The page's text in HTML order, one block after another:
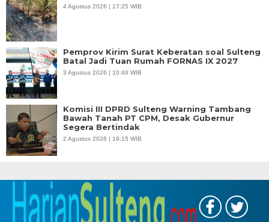
4 Agustus 2026 | 17:25 WIB
Pemprov Kirim Surat Keberatan soal Sulteng
Batal Jadi Tuan Rumah FORNAS IX 2027
3 Agustus 2026 | 10:48 WIB
Komisi III DPRD Sulteng Warning Tambang
Bawah Tanah PT CPM, Desak Gubernur
Segera Bertindak
2 Agustus 2026 | 19:15 WIB